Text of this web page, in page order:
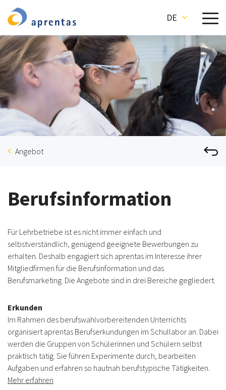
DE
Angebot
Berufsinformation
Für Lehrbetriebe ist es nicht immer einfach und
selbstverständlich, genügend geeignete Bewerbungen zu
erhalten. Deshalb engagiert sich aprentas im Interesse ihrer
Mitgliedfirmen für die Berufsinformation und das
Berufsmarketing. Die Angebote sind in drei Bereiche gegliedert.
Erkunden
Im Rahmen des berufswahlvorbereitenden Unterrichts
organisiert aprentas Berufserkundungen im Schullabor an. Dabei
werden die Gruppen von Schülerinnen und Schülern selbst
praktisch tätig. Sie führen Experimente durch, bearbeiten
Aufgaben und erfahren so hautnah berufstypische Tätigkeiten.
Mehr erfahren